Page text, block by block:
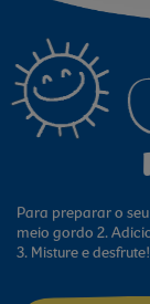
Para preparar o
meio gordo 2.
3. Misture e desfrute!